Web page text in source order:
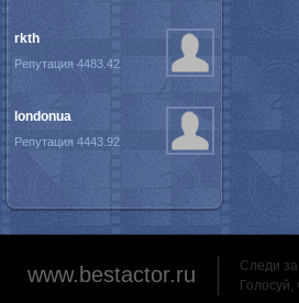
rkth
Репутация 4483.42
londonua
Репутация 4443.92
www.bestactor.ru
Следи
Голосуй,